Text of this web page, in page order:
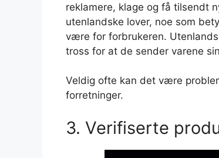
reklamere, klage og få tilsendt
utenlandske lover, noe som
være for forbrukeren.
tross for at de sender varene
Veldig ofte kan det være
forretninger.
3. Verifiserte